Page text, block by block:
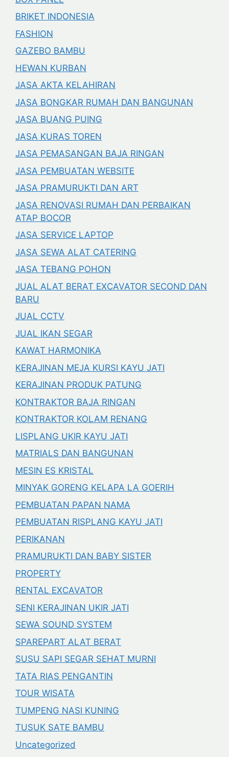
BRIKET INDONESIA
FASHION
GAZEBO BAMBU
HEWAN KURBAN
JASA AKTA KELAHIRAN
JASA BONGKAR RUMAH DAN BANGUNAN
JASA BUANG PUING
JASA KURAS TOREN
JASA PEMASANGAN BAJA RINGAN
JASA PEMBUATAN WEBSITE
JASA PRAMURUKTI DAN ART
JASA RENOVASI RUMAH DAN PERBAIKAN
ATAP BOCOR
JASA SERVICE LAPTOP
JASA SEWA ALAT CATERING
JASA TEBANG POHON
JUAL ALAT BERAT EXCAVATOR SECOND DAN
BARU
JUAL CCTV
JUAL IKAN SEGAR
KAWAT HARMONIKA
KERAJINAN MEJA KURSI KAYU JATI
KERAJINAN PRODUK PATUNG
KONTRAKTOR BAJA RINGAN
KONTRAKTOR KOLAM RENANG
LISPLANG UKIR KAYU JATI
MATRIALS DAN BANGUNAN
MESIN ES KRISTAL
MINYAK GORENG KELAPA LA GOERIH
PEMBUATAN PAPAN NAMA
PEMBUATAN RISPLANG KAYU JATI
PERIKANAN
PRAMURUKTI DAN BABY SISTER
PROPERTY
RENTAL EXCAVATOR
SENI KERAJINAN UKIR JATI
SEWA SOUND SYSTEM
SPAREPART ALAT BERAT
SUSU SAPI SEGAR SEHAT MURNI
TATA RIAS PENGANTIN
TOUR WISATA
TUMPENG NASI KUNING
TUSUK SATE BAMBU
Uncategorized